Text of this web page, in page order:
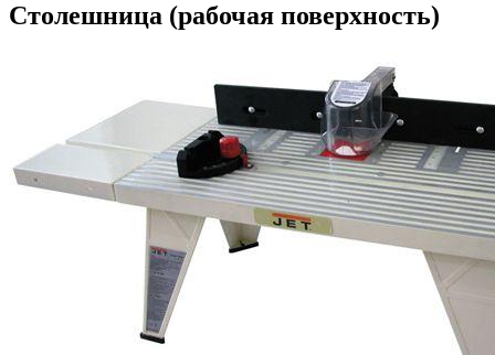
Столешница (рабочая поверхность)